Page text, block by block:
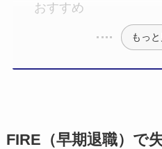
おすすめ
もっ
FIRE（早期退職）で